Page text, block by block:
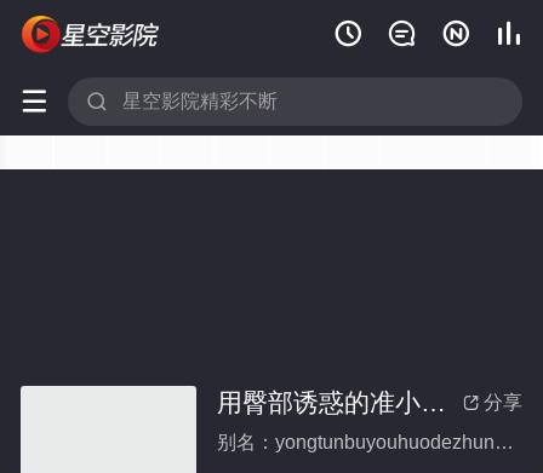
   
 
 分享
用臀部诱惑的准小姨子
别名：yongtunbuyouhuodezhunxiaoyizi